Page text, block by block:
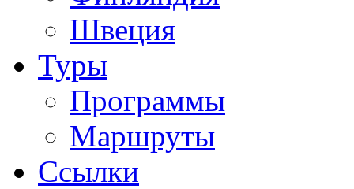
Швеция
Туры
Программы
Маршруты
Ссылки